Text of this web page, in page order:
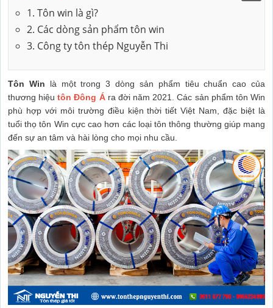
1. Tôn win là gì?
2. Các dòng sản phẩm tôn win
3. Công ty tôn thép Nguyễn Thi
Tôn Win là một trong 3 dòng sản phẩm tiêu chuẩn cao của
thương hiệutôn Đông Ára đời năm 2021. Các sản phẩm tôn Win
phù hợp với môi trường điều kiện thời tiết Việt Nam, đặc biệt là
tuổi thọ tôn Win cực cao hơn các loại tôn thông thường giúp mang
đến sự an tâm và hài lòng cho mọi nhu cầu.